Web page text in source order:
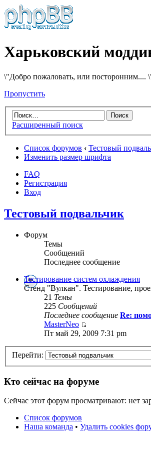
Харьковский
\"Добро пожаловать, или посторонним....
Пропустить
Расширенный поиск
Список форумов ‹ Тестовый
Изменить размер шрифта
FAQ
Регистрация
Вход
Тестовый подвальчик
Форум
Темы
Сообщений
Последнее сообщение
Тестирование систем охлаждения
Стенд "Вулкан". Тестирование,
21 Темы
225 Сообщений
Последнее сообщение Re:
MasterNeo
Пт май 29, 2009 7:31 pm
Перейти:
Кто сейчас на форуме
Сейчас этот форум просматривают: нет
Список форумов
Наша команда • Удалить cookies